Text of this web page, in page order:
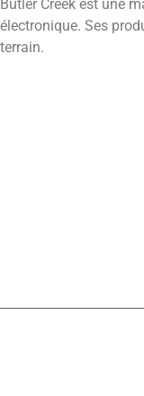
Butler Creek est une
électronique. Ses
terrain.